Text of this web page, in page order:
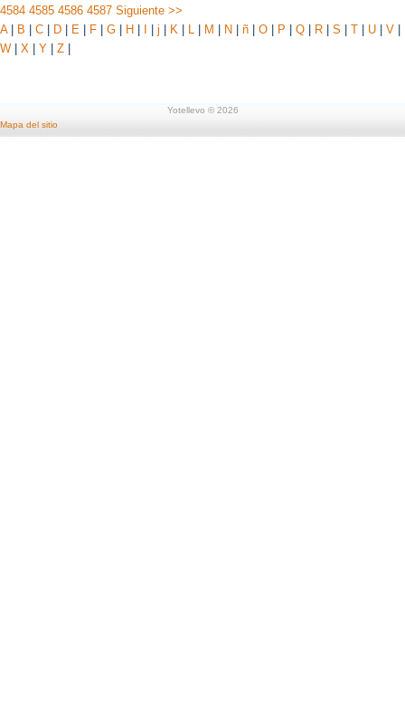
4584 4585 4586 4587 Siguiente >>
A| B C D E F G H j K L M N ñ O P Q R S T U V
W
X Y Z
Yotellevo © 2026
Mapa del sitio